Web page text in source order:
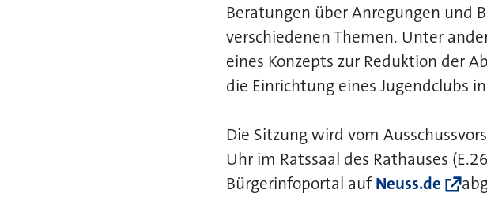
Beratungen über Anregungen und
verschiedenen Themen. Unter
eines Konzepts zur Reduktion der
die Einrichtung eines Jugendclubs
Die Sitzung wird vom
Uhr im Ratssaal des Rathauses
Bürgerinfoportal aufNeuss.de